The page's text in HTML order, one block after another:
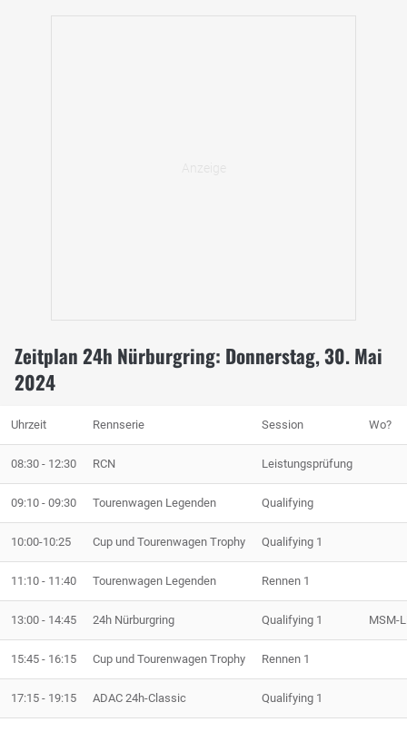
Zeitplan 24h Nürburgring: Donnerstag, 30. Mai
2024
Uhrzeit Rennserie Session Wo?
08:30 - 12:30 RCN Leistungsprüfung
09:10 - 09:30 Tourenwagen Legenden Qualifying
10:00-10:25 Cup und Tourenwagen Trophy Qualifying 1
11:10 - 11:40 Tourenwagen Legenden Rennen 1
13:00 - 14:45 24h Nürburgring Qualifying 1 MSM-
15:45 - 16:15 Cup und Tourenwagen Trophy Rennen 1
17:15 - 19:15 ADAC 24h-Classic Qualifying 1